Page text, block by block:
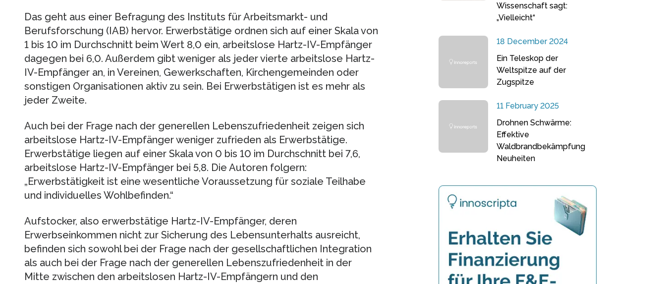
Das geht aus einer Befragung des Instituts für Arbeitsmarkt- und
Berufsforschung (IAB) hervor. Erwerbstätige ordnen sich auf einer Skala von
1 bis 10 im Durchschnitt beim Wert 8,0 ein, arbeitslose Hartz-IV-Empfänger
dagegen bei 6,0. Außerdem gibt weniger als jeder vierte arbeitslose Hartz-
IV-Empfänger an, in Vereinen, Gewerkschaften, Kirchengemeinden oder
sonstigen Organisationen aktiv zu sein. Bei Erwerbstätigen ist es mehr als
jeder Zweite.
Auch bei der Frage nach der generellen Lebenszufriedenheit zeigen sich
arbeitslose Hartz-IV-Empfänger weniger zufrieden als Erwerbstätige.
Erwerbstätige liegen auf einer Skala von 0 bis 10 im Durchschnitt bei 7,6,
arbeitslose Hartz-IV-Empfänger bei 5,8. Die Autoren folgern:
„Erwerbstätigkeit ist eine wesentliche Voraussetzung für soziale Teilhabe
und individuelles Wohlbefinden.“
Aufstocker, also erwerbstätige Hartz-IV-Empfänger, deren
Erwerbseinkommen nicht zur Sicherung des Lebensunterhalts ausreicht,
befinden sich sowohl bei der Frage nach der gesellschaftlichen Integration
als auch bei der Frage nach der generellen Lebenszufriedenheit in der
Mitte zwischen den arbeitslosen Hartz-IV-Empfängern und den
Wissenschaft sagt:
„Vielleicht“
18 December 2024
Ein Teleskop der
Weltspitze auf der
Zugspitze
11 February 2025
Drohnen Schwärme:
Effektive
Waldbrandbekämpfung
Neuheiten